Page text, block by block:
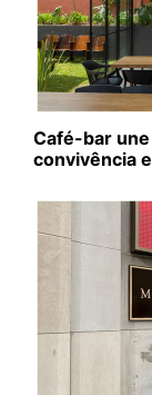
Café-bar
convivência